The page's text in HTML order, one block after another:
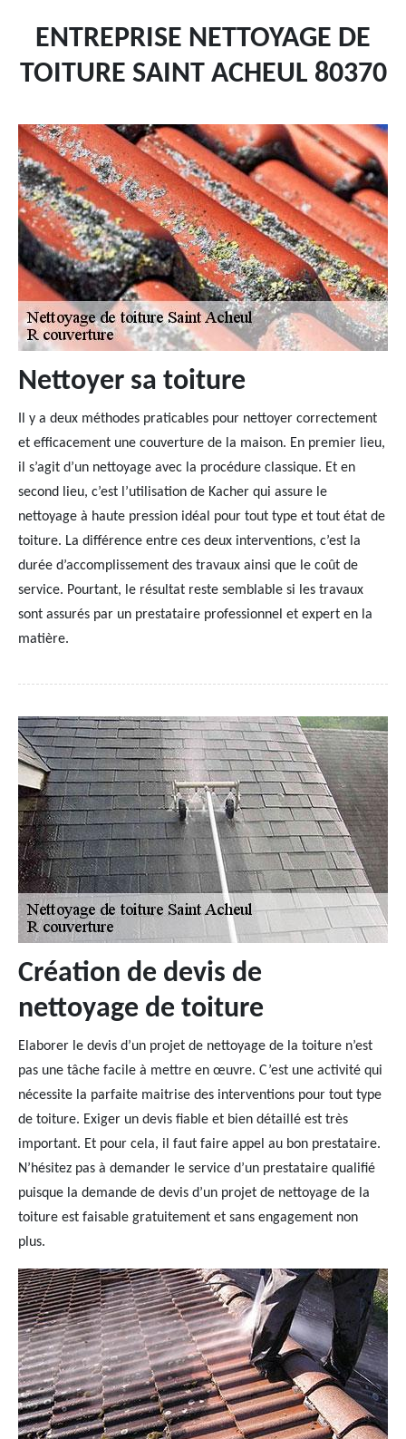
ENTREPRISE NETTOYAGE DE
TOITURE SAINT ACHEUL 80370
Nettoyer sa toiture
Il y a deux méthodes praticables pour nettoyer correctement
et efficacement une couverture de la maison. En premier lieu,
il s’agit d’un nettoyage avec la procédure classique. Et en
second lieu, c’est l’utilisation de Kacher qui assure le
nettoyage à haute pression idéal pour tout type et tout état de
toiture. La différence entre ces deux interventions, c’est la
durée d’accomplissement des travaux ainsi que le coût de
service. Pourtant, le résultat reste semblable si les travaux
sont assurés par un prestataire professionnel et expert en la
matière.
Création de devis de
nettoyage de toiture
Elaborer le devis d’un projet de nettoyage de la toiture n’est
pas une tâche facile à mettre en œuvre. C’est une activité qui
nécessite la parfaite maitrise des interventions pour tout type
de toiture. Exiger un devis fiable et bien détaillé est très
important. Et pour cela, il faut faire appel au bon prestataire.
N’hésitez pas à demander le service d’un prestataire qualifié
puisque la demande de devis d’un projet de nettoyage de la
toiture est faisable gratuitement et sans engagement non
plus.